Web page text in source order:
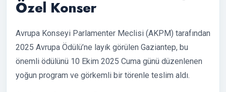
Özel Konser
Avrupa Konseyi Parlamenter Meclisi (AKPM) tarafından
2025 Avrupa Ödülü’ne layık görülen Gaziantep, bu
önemli ödülünü 10 Ekim 2025 Cuma günü düzenlenen
yoğun program ve görkemli bir törenle teslim aldı.